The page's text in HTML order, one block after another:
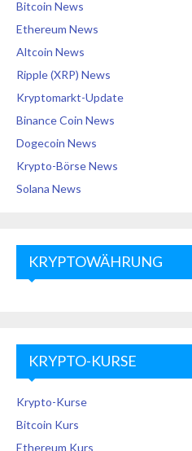
Bitcoin News
Ethereum News
Altcoin News
Ripple (XRP) News
Kryptomarkt-Update
Binance Coin News
Dogecoin News
Krypto-Börse News
Solana News
KRYPTOWÄHRUNG
KRYPTO-KURSE
Krypto-Kurse
Bitcoin Kurs
Ethereum Kurs